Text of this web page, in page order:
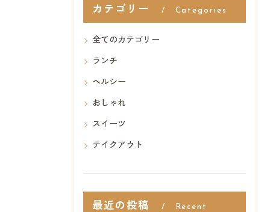
カテゴリー Categories
全てのカテゴリー
ランチ
ヘルシー
おしゃれ
スイーツ
テイクアウト
最近の投稿 Recent